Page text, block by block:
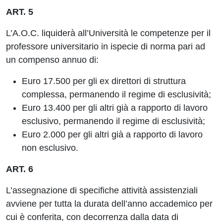
ART. 5
L’A.O.C. liquiderà all’Università le competenze per il
professore universitario in ispecie di norma pari ad
un compenso annuo di:
Euro 17.500 per gli ex direttori di struttura
complessa, permanendo il regime di esclusività;
Euro 13.400 per gli altri già a rapporto di lavoro
esclusivo, permanendo il regime di esclusività;
Euro 2.000 per gli altri già a rapporto di lavoro
non esclusivo.
ART. 6
L’assegnazione di specifiche attività assistenziali
avviene per tutta la durata dell’anno accademico per
cui è conferita, con decorrenza dalla data di